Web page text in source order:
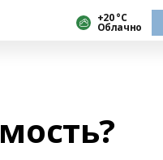
+20 °С
Облачно